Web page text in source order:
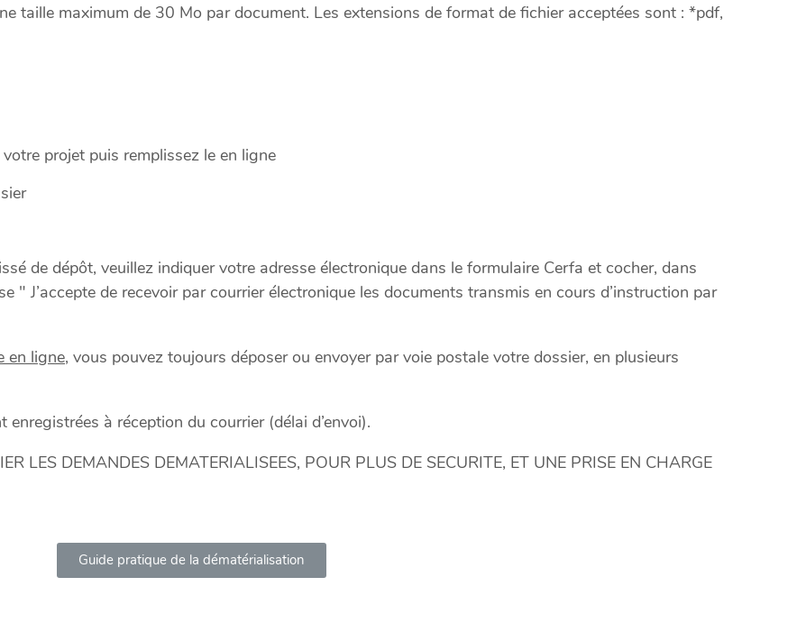
taille maximum de 30 Mo par document. Les extensions de format de fichier acceptées sont : *pdf,
projet puis remplissez le en ligne
de dépôt, veuillez indiquer votre adresse électronique dans le formulaire Cerfa et cocher, dans
" J’accepte de recevoir par courrier électronique les documents transmis en cours d’instruction par
en ligne, vous pouvez toujours déposer ou envoyer par voie postale votre dossier, en plusieurs
à réception du courrier (délai d’envoi).
LES DEMANDES DEMATERIALISEES, POUR PLUS DE SECURITE, ET UNE PRISE EN CHARGE
Guide pratique de la dématérialisation